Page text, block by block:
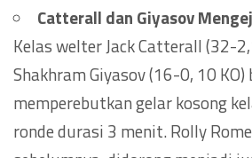
Catterall dan Giyasov
Kelas welter Jack Catterall (32-
Shakhram Giyasov (16-0, 10 KO)
memperebutkan gelar kosong
ronde durasi 3 menit. Rolly